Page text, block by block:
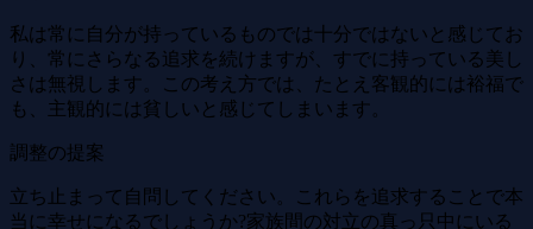
私は常に自分が持っているものでは十分ではないと感じてお
り、常にさらなる追求を続けますが、すでに持っている美し
さは無視します。この考え方では、たとえ客観的には裕福で
も、主観的には貧しいと感じてしまいます。
調整の提案
立ち止まって自問してください。これらを追求することで本
当に幸せになるでしょうか?家族間の対立の真っ只中にいる